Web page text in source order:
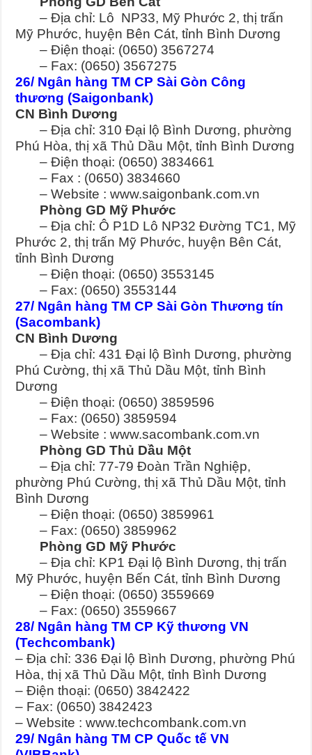
– Địa chỉ: Lô NP33, Mỹ Phước 2, thị trấn
Mỹ Phước, huyện Bên Cát, tỉnh Bình Dương
– Điện thoại: (0650) 3567274
– Fax: (0650) 3567275
26/ Ngân hàng TM CP Sài Gòn Công
thương (Saigonbank)
CN Bình Dương
– Địa chỉ: 310 Đại lộ Bình Dương, phường
Phú Hòa, thị xã Thủ Dầu Một, tỉnh Bình Dương
– Điện thoại: (0650) 3834661
– Fax : (0650) 3834660
– Website : www.saigonbank.com.vn
Phòng GD Mỹ Phước
– Địa chỉ: Ô P1D Lô NP32 Đường TC1, Mỹ
Phước 2, thị trấn Mỹ Phước, huyện Bên Cát,
tỉnh Bình Dương
– Điện thoại: (0650) 3553145
– Fax: (0650) 3553144
27/ Ngân hàng TM CP Sài Gòn Thương tín
(Sacombank)
CN Bình Dương
– Địa chỉ: 431 Đại lộ Bình Dương, phường
Phú Cường, thị xã Thủ Dầu Một, tỉnh Bình
Dương
– Điện thoại: (0650) 3859596
– Fax: (0650) 3859594
– Website : www.sacombank.com.vn
Phòng GD Thủ Dầu Một
– Địa chỉ: 77-79 Đoàn Trần Nghiệp,
phường Phú Cường, thị xã Thủ Dầu Một, tỉnh
Bình Dương
– Điện thoại: (0650) 3859961
– Fax: (0650) 3859962
Phòng GD Mỹ Phước
– Địa chỉ: KP1 Đại lộ Bình Dương, thị trấn
Mỹ Phước, huyện Bến Cát, tỉnh Bình Dương
– Điện thoại: (0650) 3559669
– Fax: (0650) 3559667
28/ Ngân hàng TM CP Kỹ thương VN
(Techcombank)
– Địa chỉ: 336 Đại lộ Bình Dương, phường Phú
Hòa, thị xã Thủ Dầu Một, tỉnh Bình Dương
– Điện thoại: (0650) 3842422
– Fax: (0650) 3842423
– Website : www.techcombank.com.vn
29/ Ngân hàng TM CP Quốc tế VN